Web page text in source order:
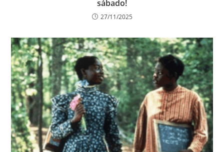
sábado!
27/11/2025